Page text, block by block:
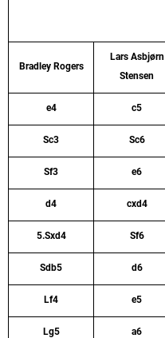
Bradley Rogers
Lars Asbjørn
Stensen
e4 c5
Sc3 Sc6
Sf3 e6
d4 cxd4
5.Sxd4 Sf6
Sdb5 d6
Lf4 e5
Lg5 a6